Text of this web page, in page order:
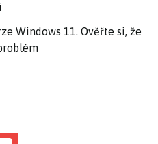
Windows 11. Ověřte si, že